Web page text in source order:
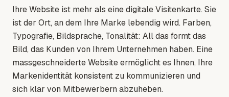
Ihre Website ist mehr als eine digitale Visitenkarte. Sie
ist der Ort, an dem Ihre Marke lebendig wird. Farben,
Typografie, Bildsprache, Tonalität: All das formt das
Bild, das Kunden von Ihrem Unternehmen haben. Eine
massgeschneiderte Website ermöglicht es Ihnen, Ihre
Markenidentität konsistent zu kommunizieren und
sich klar von Mitbewerbern abzuheben.